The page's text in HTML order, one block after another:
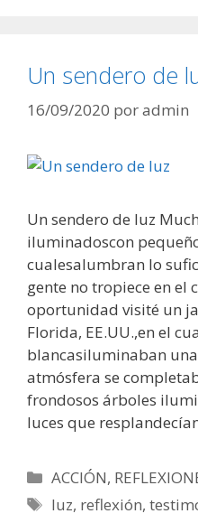
Un sendero de
16/09/2020 poradmin
Un sendero de luz
iluminadoscon
cualesalumbran lo
gente no tropiece en el
oportunidad visité un
Florida, EE.UU.,en el
blancasiluminaban
atmósfera se
frondosos árboles
luces que
Categorías
ACCIÓN,
Etiquetas
luz, reflexión,